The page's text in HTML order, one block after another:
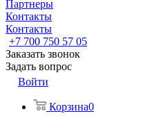
Партнеры
Контакты
Контакты
+7 700 750 57 05
Заказать звонок
Задать вопрос
Войти
Корзина0